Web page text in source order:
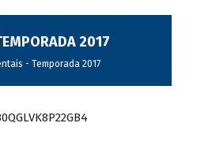
2017
- Temporada 2017